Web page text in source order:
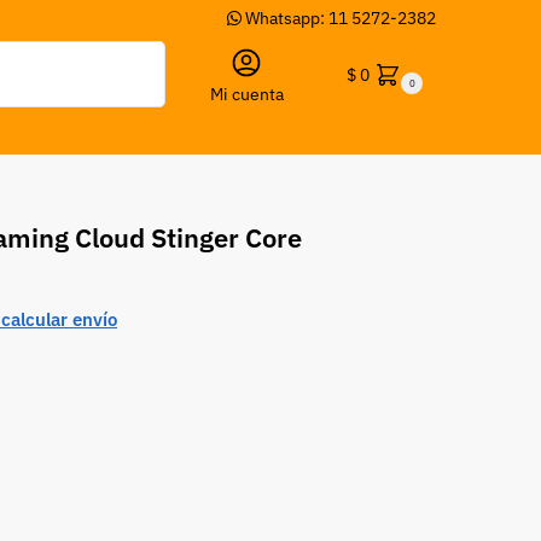
Whatsapp: 11 5272-2382
Mi cuenta
$0 0
Cloud Stinger Core
envío